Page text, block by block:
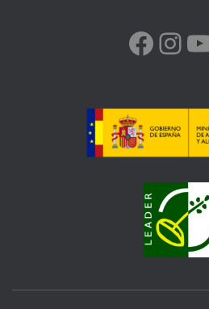
FACEBOOK INSTAGRAM